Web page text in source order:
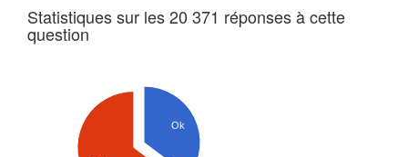
Statistiques sur les 20 371 réponses à cette
question
Ok